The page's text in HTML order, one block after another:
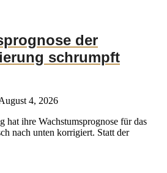
der
schrumpft
4, 2026
hat ihre Wachstumsprognose für das
nach unten korrigiert. Statt der